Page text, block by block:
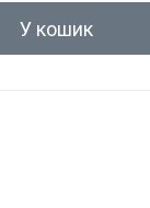
У кошик